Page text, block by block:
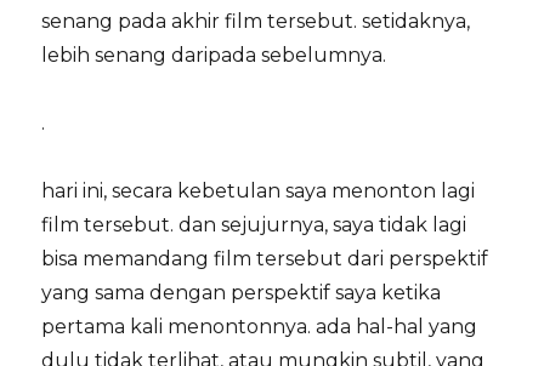
senang pada akhir film tersebut. setidaknya,
lebih senang daripada sebelumnya.
.
hari ini, secara kebetulan saya menonton lagi
film tersebut. dan sejujurnya, saya tidak lagi
bisa memandang film tersebut dari perspektif
yang sama dengan perspektif saya ketika
pertama kali menontonnya. ada hal-hal yang
dulu tidak terlihat, atau mungkin subtil, yang